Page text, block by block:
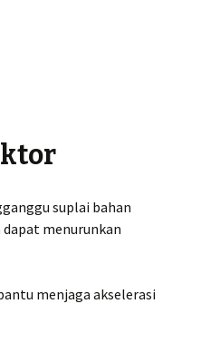
suplai bahan
menurunkan
menjaga akselerasi